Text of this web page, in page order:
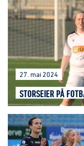
27. mai 2024
STORSEIER PÅ